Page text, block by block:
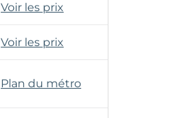
Voir les prix
Voir les prix
Plan du métro